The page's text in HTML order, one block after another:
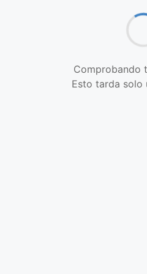
Comprobando
Esto tarda solo